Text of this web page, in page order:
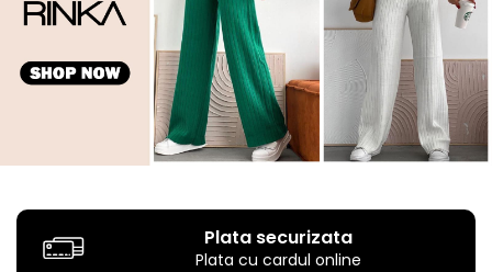
Plata securizata
Plata cu cardul online